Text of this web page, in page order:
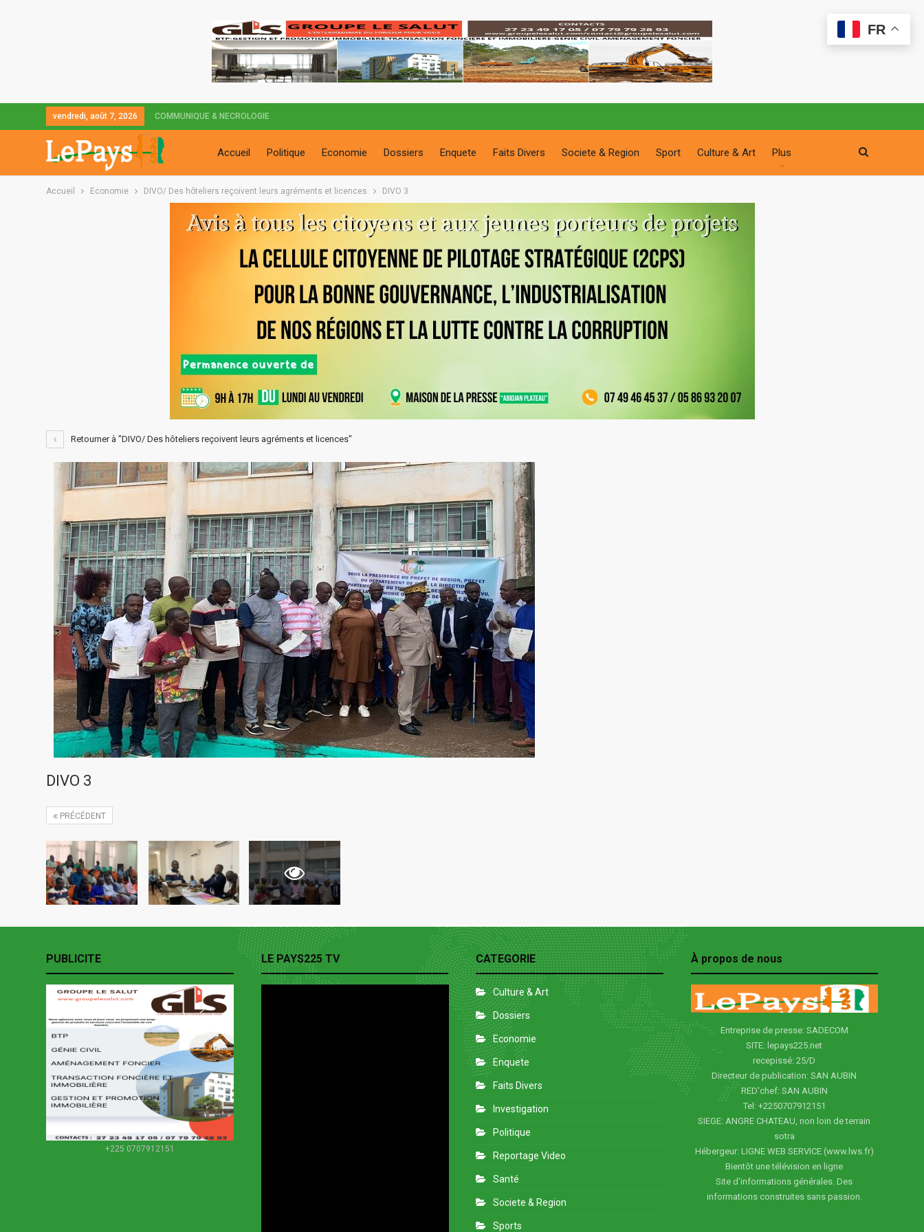
vendredi, août 7, 2026 COMMUNIQUE & NECROLOGIE
Accueil Politique Economie Dossiers Enquete Faits Divers Societe & Region Sport Culture & Art Plus
Accueil Economie DIVO/ Des hôteliers reçoivent leurs agréments et licences DIVO 3
Retourner à "DIVO/ Des hôteliers reçoivent leurs agréments et licences"
DIVO 3
PRÉCÉDENT
PUBLICITE
+225 0707912151
LE PAYS225 TV CATEGORIE
Culture & Art
Dossiers
Economie
Enquete
Faits Divers
Investigation
Politique
Reportage Video
Santé
Societe & Region
Sports
À propos de nous
Entreprise de presse: SADECOM
SITE: lepays225.net
recepissé: 25/D
Directeur de publication: SAN AUBIN
RED'chef: SAN AUBIN
Tel: +2250707912151
SIEGE: ANGRE CHATEAU, non loin de terrain
sotra
Hébergeur: LIGNE WEB SERVICE (www.lws.fr)
Bientôt une télévision en ligne
Site d'informations générales. Des
informations construites sans passion.
FR